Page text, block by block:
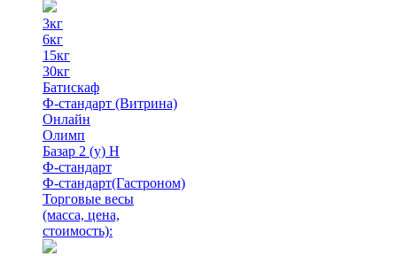
3кг
6кг
15кг
30кг
Батискаф
Ф-стандарт (Витрина)
Онлайн
Олимп
Базар 2 (у) Н
Ф-стандарт
Ф-стандарт(Гастроном)
Торговые весы
(масса, цена,
стоимость):